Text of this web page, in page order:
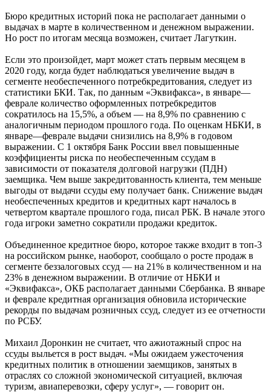
Бюро кредитных историй пока не располагает данными о
выдачах в марте в количественном и денежном выражении.
Но рост по итогам месяца возможен, считает Лагуткин.
Если это произойдет, март может стать первым месяцем в
2020 году, когда будет наблюдаться увеличение выдач в
сегменте необеспеченного потребкредитования, следует из
статистики БКИ. Так, по данным «Эквифакса», в январе—
феврале количество оформленных потребкредитов
сократилось на 15,5%, а объем — на 8,9% по сравнению с
аналогичным периодом прошлого года. По оценкам НБКИ, в
январе—феврале выдачи снизились на 8,9% в годовом
выражении. С 1 октября Банк России ввел повышенные
коэффициенты риска по необеспеченным ссудам в
зависимости от показателя долговой нагрузки (ПДН)
заемщика. Чем выше закредитованность клиента, тем меньше
выгоды от выдачи ссуды ему получает банк. Снижение выдач
необеспеченных кредитов и кредитных карт началось в
четвертом квартале прошлого года, писал РБК. В начале этого
года игроки заметно сократили продажи кредиток.
Объединенное кредитное бюро, которое также входит в топ-3
на российском рынке, наоборот, сообщало о росте продаж в
сегменте беззалоговых ссуд — на 21% в количественном и на
23% в денежном выражении. В отличие от НБКИ и
«Эквифакса», ОКБ располагает данными Сбербанка. В январе
и феврале кредитная организация обновила исторические
рекорды по выдачам розничных ссуд, следует из ее отчетности
по РСБУ.
Михаил Доронкин не считает, что ажиотажный спрос на
ссуды выльется в рост выдач. «Мы ожидаем ужесточения
кредитных политик в отношении заемщиков, занятых в
отраслях со сложной экономической ситуацией, включая
туризм, авиаперевозки, сферу услуг», — говорит он.